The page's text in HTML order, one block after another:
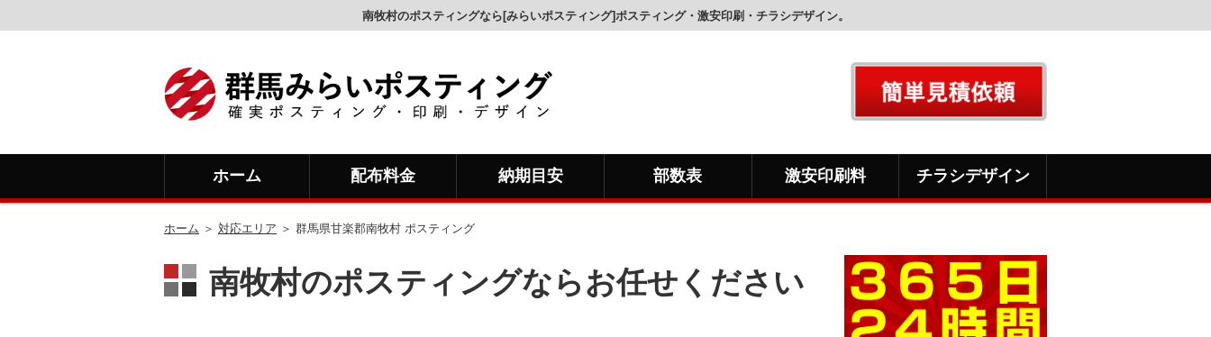
南牧村のポスティングなら[みらいポスティング]ポスティング・激安印刷・チラシデザイン。
ホーム 配布料金 納期目安 部数表 激安印刷料 チラシデザイン
ホーム ＞ 対応エリア ＞ 群馬県甘楽郡南牧村 ポスティング
南牧村のポスティングならお任せください